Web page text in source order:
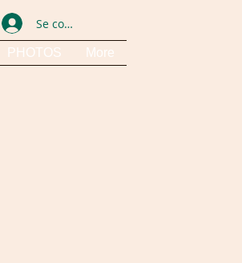
Se connecter
PHOTOS More